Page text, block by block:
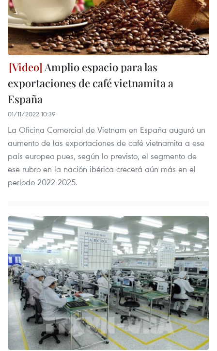
Amplio espacio para las
exportaciones de café vietnamita a
España
01/11/2022 10:39
La Oficina Comercial de Vietnam en España auguró un
aumento de las exportaciones de café vietnamita a ese
país europeo pues, según lo previsto, el segmento de
ese rubro en la nación ibérica crecerá aún más en el
período 2022-2025.